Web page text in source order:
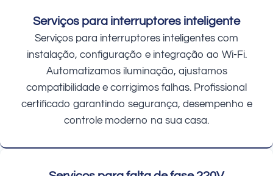
Serviços para interruptores inteligente
Serviços para interruptores inteligentes com
instalação, configuração e integração ao Wi-Fi.
Automatizamos iluminação, ajustamos
compatibilidade e corrigimos falhas. Profissional
certificado garantindo segurança, desempenho e
controle moderno na sua casa.